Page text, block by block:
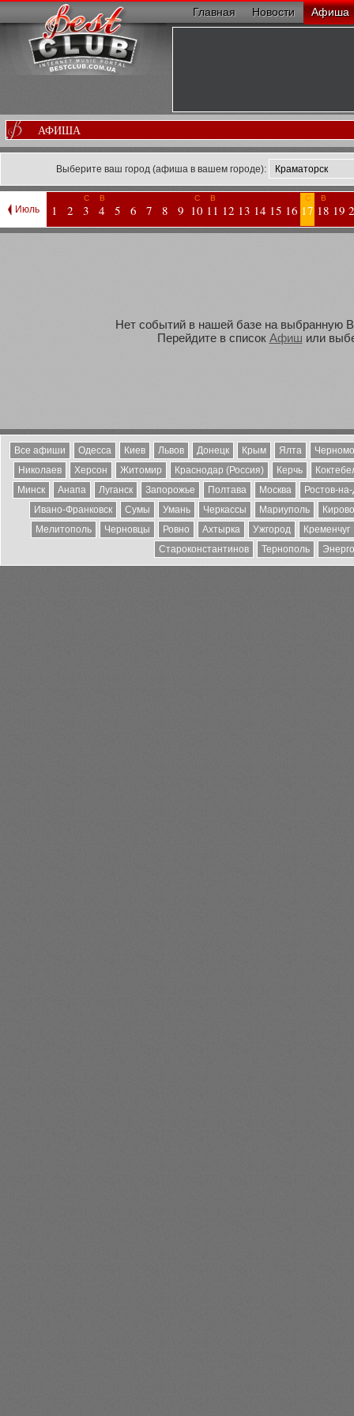
Главная Новости Афиша
АФИША
Выберите ваш город (афиша в вашем городе):
Июль 1 2
С
3
В
4 5 6 7 8 9
С
10
В
11 12 13 14 15 16
С
17
В
18 19
Нет событий в нашей базе на выбранную
Перейдите в список Афиш или
Все афиши Одесса Киев Львов Донецк Крым Ялта
Николаев
Херсон Житомир Краснодар (Россия) Керчь
Минск
Анапа Луганск Запорожье Полтава Москва
Ростов-
Ивано-Франковск
Сумы Умань Черкассы Мариуполь
Мелитополь
Черновцы Ровно Ахтырка Ужгород
Кременчуг
Староконстантинов
Тернополь